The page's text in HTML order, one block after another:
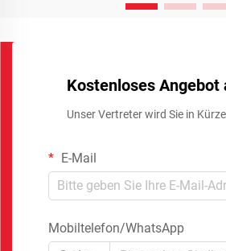
Kostenloses Angebot
Unser Vertreter wird Sie in
E-Mail
Mobiltelefon/WhatsApp